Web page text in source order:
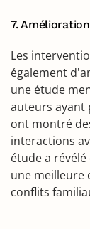
7.
Les
également
une étude
auteurs ayant
ont montré
interactions
étude a
une meilleure
conflits